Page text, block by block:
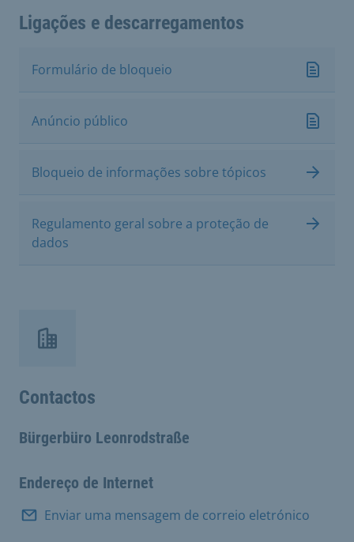
Ligações e descarregamentos
Formulário de bloqueio
Anúncio público
Bloqueio de informações sobre tópicos
Regulamento geral sobre a proteção de
dados
Contactos
Bürgerbüro Leonrodstraße
Endereço de Internet
Enviar uma mensagem de correio eletrónico